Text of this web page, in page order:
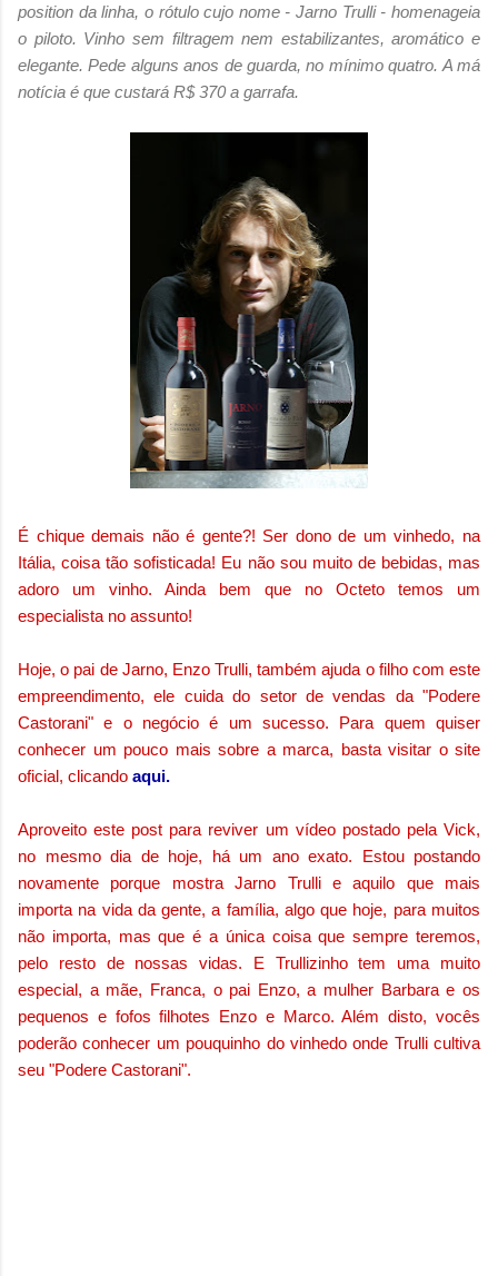
position da linha, o rótulo cujo nome - Jarno Trulli - homenageia
o piloto. Vinho sem filtragem nem estabilizantes, aromático e
elegante. Pede alguns anos de guarda, no mínimo quatro. A má
notícia é que custará R$ 370 a garrafa.
É chique demais não é gente?! Ser dono de um vinhedo, na
Itália, coisa tão sofisticada! Eu não sou muito de bebidas, mas
adoro um vinho. Ainda bem que no Octeto temos um
especialista no assunto!
Hoje, o pai de Jarno, Enzo Trulli, também ajuda o filho com este
empreendimento, ele cuida do setor de vendas da "Podere
Castorani" e o negócio é um sucesso. Para quem quiser
conhecer um pouco mais sobre a marca, basta visitar o site
oficial, clicando aqui.
Aproveito este post para reviver um vídeo postado pela Vick,
no mesmo dia de hoje, há um ano exato. Estou postando
novamente porque mostra Jarno Trulli e aquilo que mais
importa na vida da gente, a família, algo que hoje, para muitos
não importa, mas que é a única coisa que sempre teremos,
pelo resto de nossas vidas. E Trullizinho tem uma muito
especial, a mãe, Franca, o pai Enzo, a mulher Barbara e os
pequenos e fofos filhotes Enzo e Marco. Além disto, vocês
poderão conhecer um pouquinho do vinhedo onde Trulli cultiva
seu "Podere Castorani".